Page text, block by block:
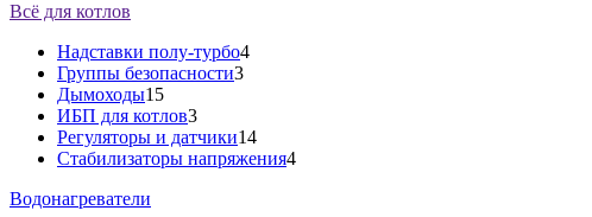
Всё для котлов
Надставки полу-турбо4
Группы безопасности3
Дымоходы15
ИБП для котлов3
Регуляторы и датчики14
Стабилизаторы напряжения4
Водонагреватели